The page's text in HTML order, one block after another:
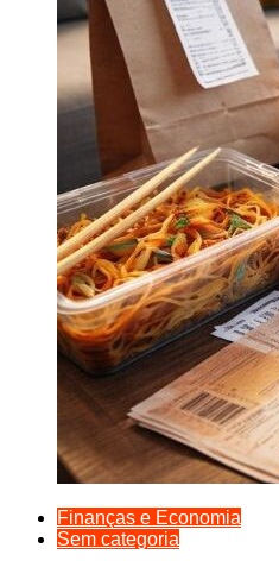
Finanças e Economia
Sem categoria